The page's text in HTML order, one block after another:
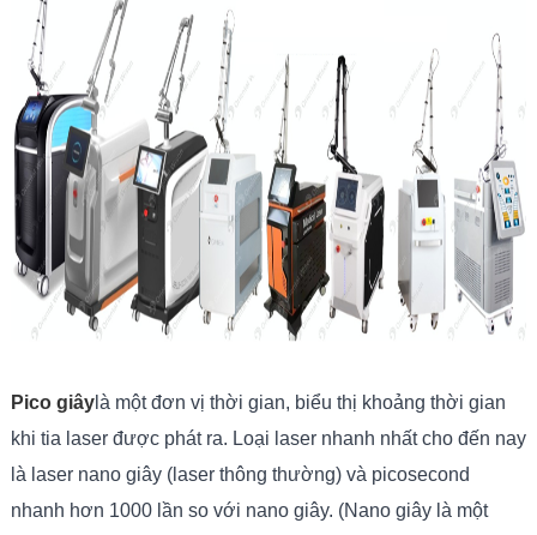
Pico giâylà một đơn vị thời gian, biểu thị khoảng thời gian
khi tia laser được phát ra. Loại laser nhanh nhất cho đến nay
là laser nano giây (laser thông thường) và picosecond
nhanh hơn 1000 lần so với nano giây. (Nano giây là một